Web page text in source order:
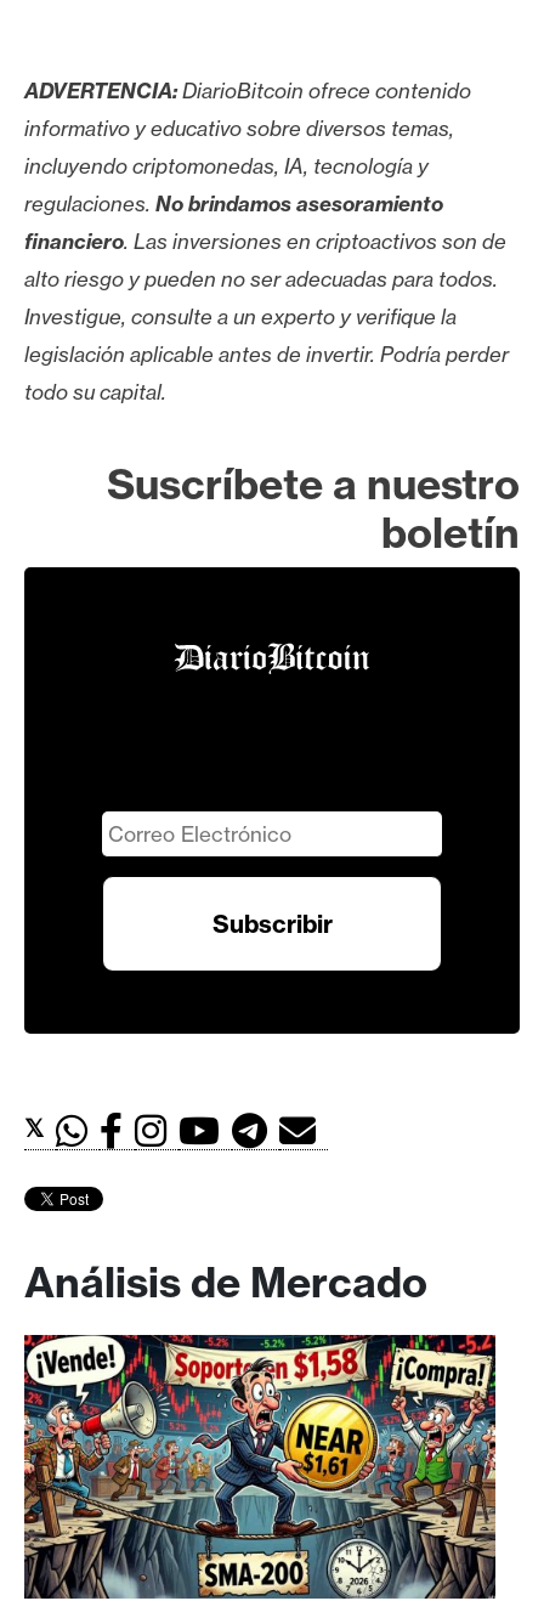
ADVERTENCIA:DiarioBitcoin ofrece contenido
informativo y educativo sobre diversos temas,
incluyendo criptomonedas, IA, tecnología y
regulaciones. No brindamos asesoramiento
financiero. Las inversiones en criptoactivos son de
alto riesgo y pueden no ser adecuadas para todos.
Investigue, consulte a un experto y verifique la
legislación aplicable antes de invertir. Podría perder
todo su capital.
Suscríbete a nuestro
boletín
𝕏
Análisis de Mercado